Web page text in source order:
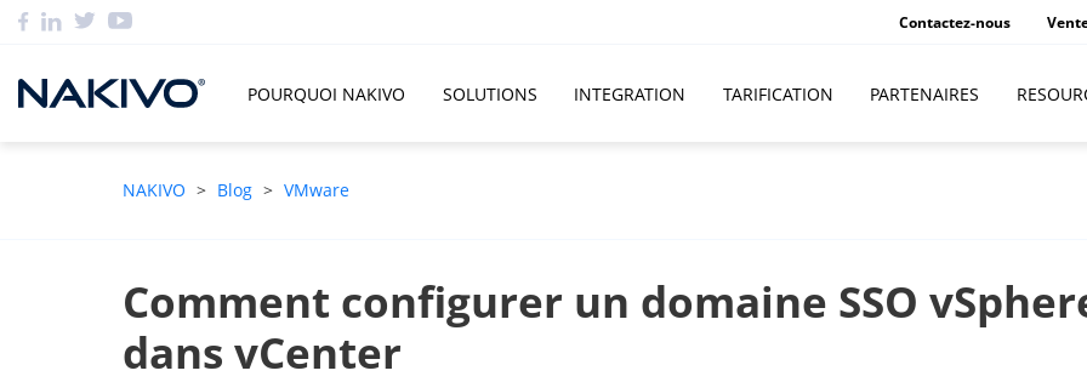
Contactez-nous
POURQUOI NAKIVO SOLUTIONS INTEGRATION TARIFICATION PARTENAIRES
NAKIVO > Blog > VMware
Comment configurer un domaine SSO
dans vCenter